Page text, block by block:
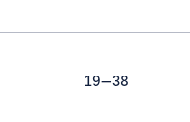
19—38